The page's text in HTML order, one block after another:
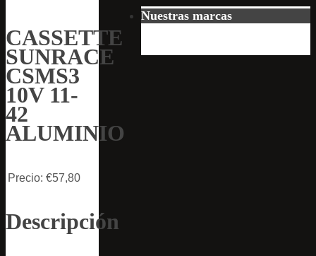
CASSETTE
SUNRACE
CSMS3
10V 11-
42
ALUMINIO
Precio: €57,80
Descripción
Nuestras marcas